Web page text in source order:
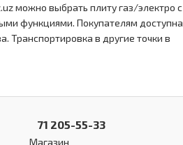
можно выбрать плиту газ/электро с
функциями. Покупателям доступна
Транспортировка в другие точки в
71 205-55-33
Магазин